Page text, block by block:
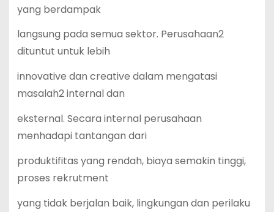
yang berdampak
langsung pada semua sektor. Perusahaan2
dituntut untuk lebih
innovative dan creative dalam mengatasi
masalah2 internal dan
eksternal. Secara internal perusahaan
menhadapi tantangan dari
produktifitas yang rendah, biaya semakin tinggi,
proses rekrutment
yang tidak berjalan baik, lingkungan dan perilaku